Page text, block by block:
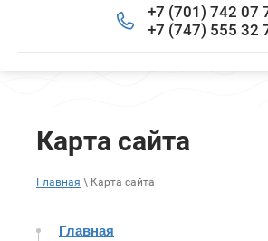
+7 (701) 742 07
+7 (747) 555 32
Карта сайта
Главная \ Карта сайта
Главная